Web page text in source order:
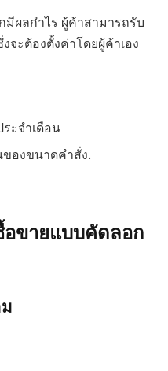
มีผลกำไร ผู้ค้าสามารถรับ
จะต้องตั้งค่าโดยผู้ค้าเอง
ะจำเดือน
องขนาดคำสั่ง.
อขายแบบคัดลอก